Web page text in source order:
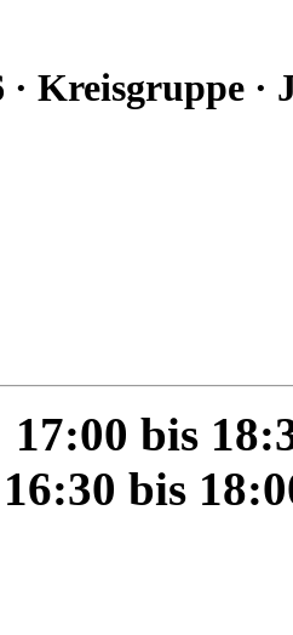
· Kreisgruppe ·
bis
bis